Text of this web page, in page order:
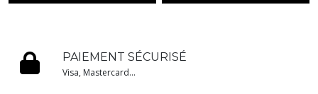
PAIEMENT SÉCURISÉ
Visa, Mastercard...